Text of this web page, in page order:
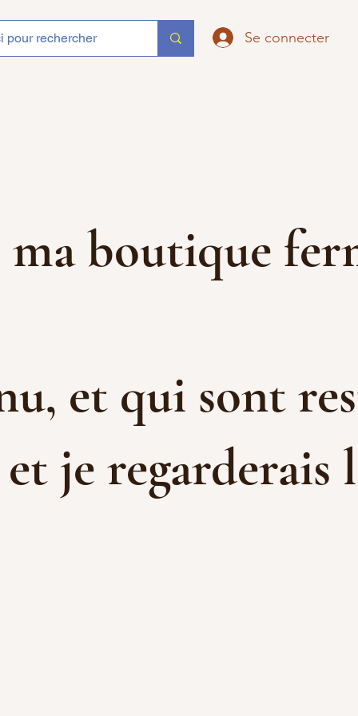
Se connecter
ma boutique
et qui sont
je regarderais